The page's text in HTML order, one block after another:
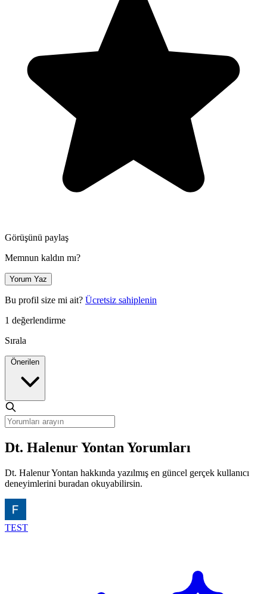
Görüşünü paylaş
Memnun kaldın mı?
Yorum Yaz
Bu profil size mi ait? Ücretsiz sahiplenin
1 değerlendirme
Sırala
Dt. Halenur Yontan Yorumları
Dt. Halenur Yontan hakkında yazılmış en güncel gerçek kullanıcı
deneyimlerini buradan okuyabilirsin.
TEST